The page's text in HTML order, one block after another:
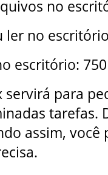
no
ler no
escritório:
servirá para
tarefas.
assim,